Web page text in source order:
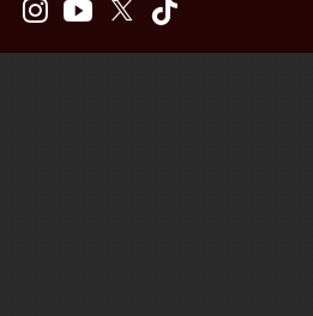
FacebookInstagramYoutubeTwitter